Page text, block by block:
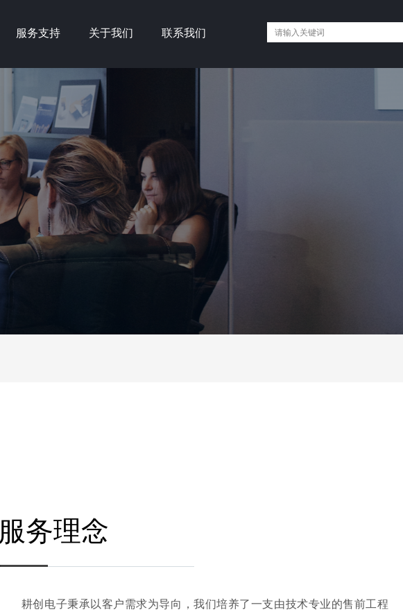
服务支持 关于我们 联系我们
服务理念
耕创电子秉承以客户需求为导向，我们培养了一支由技术专业的售前工程